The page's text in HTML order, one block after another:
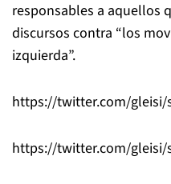
responsables a aquellos
discursos contra “los
izquierda”.
https://twitter.com/gleisi/
https://twitter.com/gleisi/